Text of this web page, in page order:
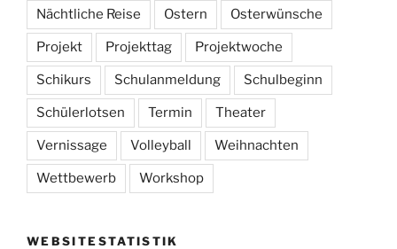
Nächtliche Reise Ostern Osterwünsche
Projekt Projekttag Projektwoche
Schikurs Schulanmeldung Schulbeginn
Schülerlotsen Termin Theater
Vernissage Volleyball Weihnachten
Wettbewerb Workshop
WEBSITESTATISTIK